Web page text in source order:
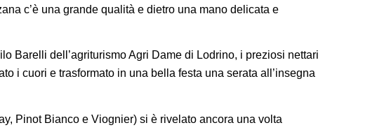
c’è una grande qualità e dietro una mano delicata e
Barelli dell’agriturismo Agri Dame di Lodrino, i preziosi nettari
i cuori e trasformato in una bella festa una serata all’insegna
Pinot Bianco e Viognier) si è rivelato ancora una volta